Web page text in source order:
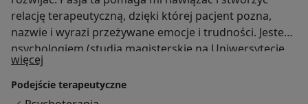
relację terapeutyczną, dzięki której pacjent pozna,
nazwie i wyrazi przeżywane emocje i trudności. Jestem
psychologiem (studia magisterskie na Uniwersytecie
Kazimierza Wielkiego w Bydgoszczy), socjoterapeutą
(Psychodynamiczne Studium Socjoterapii i
Psychoterapii Młodzieży) i psychoterapeutą ( Szkoła
więcej
Podejście terapeutyczne